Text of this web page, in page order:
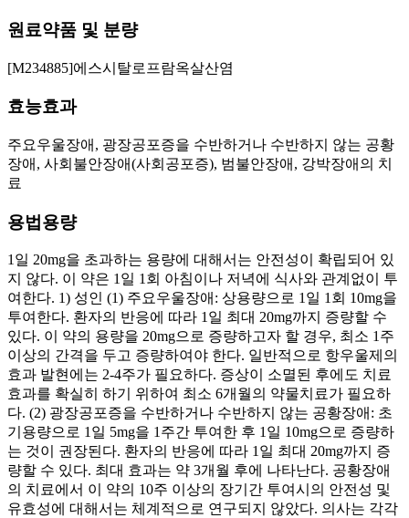
원료약품 및 분량
[M234885]에스시탈로프람옥살산염
효능효과
주요우울장애, 광장공포증을 수반하거나 수반하지 않는 공황
장애, 사회불안장애(사회공포증), 범불안장애, 강박장애의 치
료
용법용량
1일 20mg을 초과하는 용량에 대해서는 안전성이 확립되어 있
지 않다. 이 약은 1일 1회 아침이나 저녁에 식사와 관계없이 투
여한다. 1) 성인 (1) 주요우울장애: 상용량으로 1일 1회 10mg을
투여한다. 환자의 반응에 따라 1일 최대 20mg까지 증량할 수
있다. 이 약의 용량을 20mg으로 증량하고자 할 경우, 최소 1주
이상의 간격을 두고 증량하여야 한다. 일반적으로 항우울제의
효과 발현에는 2-4주가 필요하다. 증상이 소멸된 후에도 치료
효과를 확실히 하기 위하여 최소 6개월의 약물치료가 필요하
다. (2) 광장공포증을 수반하거나 수반하지 않는 공황장애: 초
기용량으로 1일 5mg을 1주간 투여한 후 1일 10mg으로 증량하
는 것이 권장된다. 환자의 반응에 따라 1일 최대 20mg까지 증
량할 수 있다. 최대 효과는 약 3개월 후에 나타난다. 공황장애
의 치료에서 이 약의 10주 이상의 장기간 투여시의 안전성 및
유효성에 대해서는 체계적으로 연구되지 않았다. 의사는 각각